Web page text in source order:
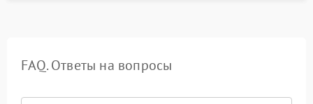
FAQ. Ответы на вопросы